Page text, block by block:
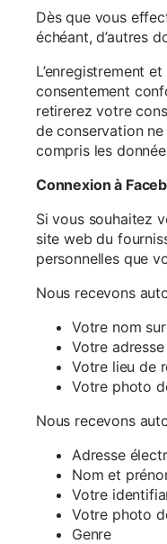
Dès que vous
échéant, d’autres
L’enregistrement
consentement
retirerez votre
de conservation
compris les
Connexion à
Si vous souhaitez
site web du
personnelles que
Nous recevons
Votre nom
Votre
Votre lieu de
Votre photo
Nous recevons
Adresse
Nom et
Votre
Votre photo
Genre